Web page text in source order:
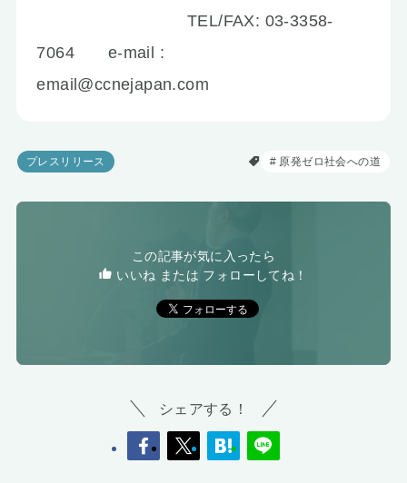
TEL/FAX: 03-3358-
7064 e-mail :
email@ccnejapan.com
プレスリリース 原発ゼロ社会への道
この記事が気に入ったら
いいね または フォローしてね！
シェアする！